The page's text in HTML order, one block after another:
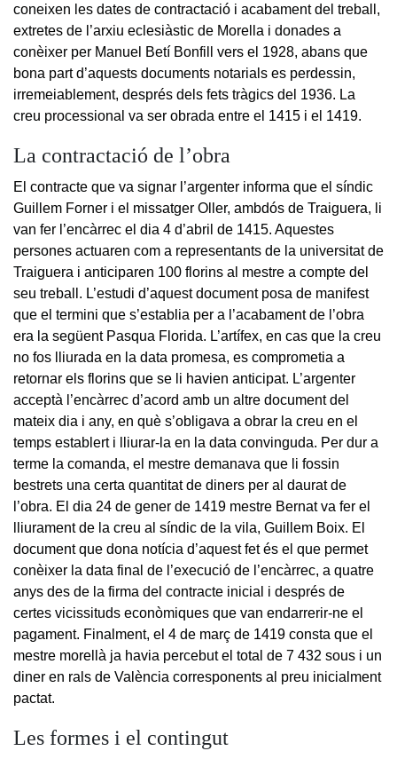
coneixen les dates de contractació i acabament del treball,
extretes de l’arxiu eclesiàstic de Morella i donades a
conèixer per Manuel Betí Bonfill vers el 1928, abans que
bona part d’aquests documents notarials es perdessin,
irremeiablement, després dels fets tràgics del 1936. La
creu processional va ser obrada entre el 1415 i el 1419.
La contractació de l’obra
El contracte que va signar l’argenter informa que el síndic
Guillem Forner i el missatger Oller, ambdós de Traiguera, li
van fer l’encàrrec el dia 4 d’abril de 1415. Aquestes
persones actuaren com a representants de la universitat de
Traiguera i anticiparen 100 florins al mestre a compte del
seu treball. L’estudi d’aquest document posa de manifest
que el termini que s’establia per a l’acabament de l’obra
era la següent Pasqua Florida. L’artífex, en cas que la creu
no fos lliurada en la data promesa, es comprometia a
retornar els florins que se li havien anticipat. L’argenter
acceptà l’encàrrec d’acord amb un altre document del
mateix dia i any, en què s’obligava a obrar la creu en el
temps establert i lliurar-la en la data convinguda. Per dur a
terme la comanda, el mestre demanava que li fossin
bestrets una certa quantitat de diners per al daurat de
l’obra. El dia 24 de gener de 1419 mestre Bernat va fer el
lliurament de la creu al síndic de la vila, Guillem Boix. El
document que dona notícia d’aquest fet és el que permet
conèixer la data final de l’execució de l’encàrrec, a quatre
anys des de la firma del contracte inicial i després de
certes vicissituds econòmiques que van endarrerir-ne el
pagament. Finalment, el 4 de març de 1419 consta que el
mestre morellà ja havia percebut el total de 7 432 sous i un
diner en rals de València corresponents al preu inicialment
pactat.
Les formes i el contingut